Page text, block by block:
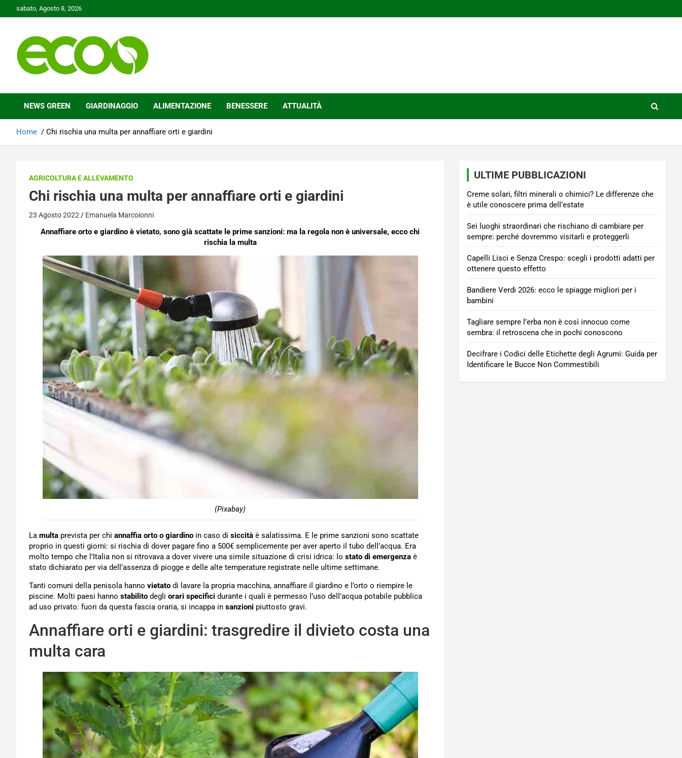
to
sabato, Agosto 8, 2026
Ecoo.it
NEWS GREEN GIARDINAGGIO ALIMENTAZIONE BENESSERE ATTUALITÀ
Home Chi rischia una multa per annaffiare orti e giardini
AGRICOLTURA E ALLEVAMENTO
Chi rischia una multa per annaffiare orti e giardini
23 Agosto 2022 Emanuela Marcoionni
Annaffiare orto e giardino è vietato, sono già scattate le prime sanzioni: ma la regola non è universale, ecco chi
rischia la multa
(Pixabay)
La multa prevista per chi annaffia orto o giardino in caso di siccità è salatissima. E le prime sanzioni sono scattate
proprio in questi giorni: si rischia di dover pagare fino a 500€ semplicemente per aver aperto il tubo dell’acqua. Era
molto tempo che l’Italia non si ritrovava a dover vivere una simile situazione di crisi idrica: lo stato di emergenza è
stato dichiarato per via dell’assenza di piogge e delle alte temperature registrate nelle ultime settimane.
Tanti comuni della penisola hanno vietato di lavare la propria macchina, annaffiare il giardino e l’orto o riempire le
piscine. Molti paesi hanno stabilito degli orari specifici durante i quali è permesso l’uso dell’acqua potabile pubblica
ad uso privato: fuori da questa fascia oraria, si incappa in sanzioni piuttosto gravi.
Annaffiare orti e giardini: trasgredire il divieto costa una
multa cara
ULTIME PUBBLICAZIONI
Creme solari, filtri minerali o chimici? Le differenze che
è utile conoscere prima dell’estate
Sei luoghi straordinari che rischiano di cambiare per
sempre: perché dovremmo visitarli e proteggerli
Capelli Lisci e Senza Crespo: scegli i prodotti adatti per
ottenere questo effetto
Bandiere Verdi 2026: ecco le spiagge migliori per i
bambini
Tagliare sempre l’erba non è così innocuo come
sembra: il retroscena che in pochi conoscono
Decifrare i Codici delle Etichette degli Agrumi: Guida per
Identificare le Bucce Non Commestibili